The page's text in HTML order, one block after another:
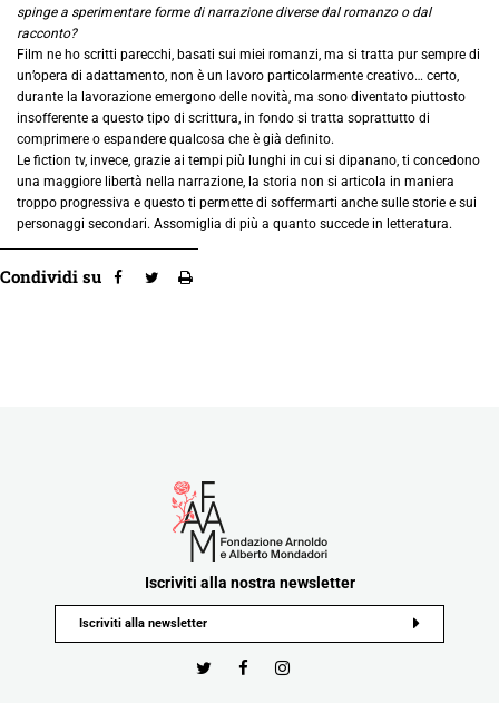
spinge a sperimentare forme di narrazione diverse dal romanzo o dal
racconto?
Film ne ho scritti parecchi, basati sui miei romanzi, ma si tratta pur sempre di
un’opera di adattamento, non è un lavoro particolarmente creativo… certo,
durante la lavorazione emergono delle novità, ma sono diventato piuttosto
insofferente a questo tipo di scrittura, in fondo si tratta soprattutto di
comprimere o espandere qualcosa che è già definito.
Le fiction tv, invece, grazie ai tempi più lunghi in cui si dipanano, ti concedono
una maggiore libertà nella narrazione, la storia non si articola in maniera
troppo progressiva e questo ti permette di soffermarti anche sulle storie e sui
personaggi secondari. Assomiglia di più a quanto succede in letteratura.
Condividi su
Iscriviti alla nostra newsletter